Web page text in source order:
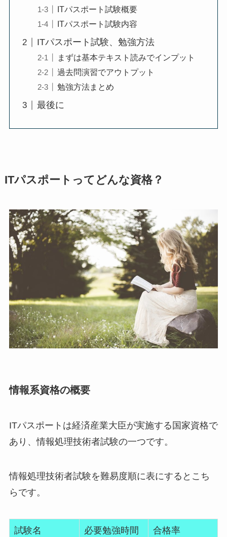
ITパスポート試験概要
ITパスポート試験内容
ITパスポート試験、勉強方法
まずは基本テキスト読みでインプット
過去問演習でアウトプット
勉強方法まとめ
最後に
ITパスポートってどんな資格？
情報系資格の概要
ITパスポートは経済産業大臣が実施する国家資格で
あり、情報処理技術者試験の一つです。
情報処理技術者試験を難易度順に表にするとこち
らです。
試験名 必要勉強時間 合格率